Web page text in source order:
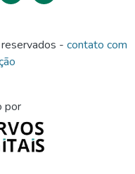
- contato com
por